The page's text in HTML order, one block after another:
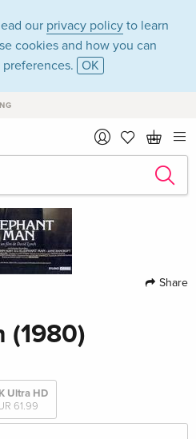
our privacy policy to learn
cookies and how you can
OK
Share
(1980)
Ultra HD
61.99